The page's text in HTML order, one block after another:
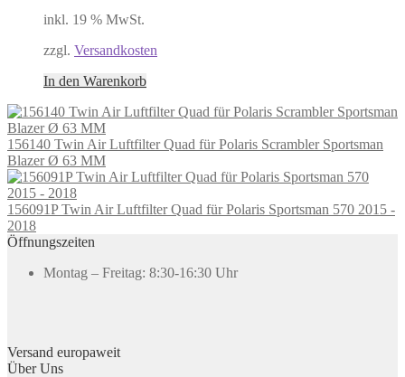
inkl. 19 % MwSt.
zzgl. Versandkosten
In den Warenkorb
156140 Twin Air Luftfilter Quad für Polaris Scrambler Sportsman
Blazer Ø 63 MM
156091P Twin Air Luftfilter Quad für Polaris Sportsman 570 2015 -
2018
Öffnungszeiten
Montag – Freitag: 8:30-16:30 Uhr
Versand europaweit
Über Uns